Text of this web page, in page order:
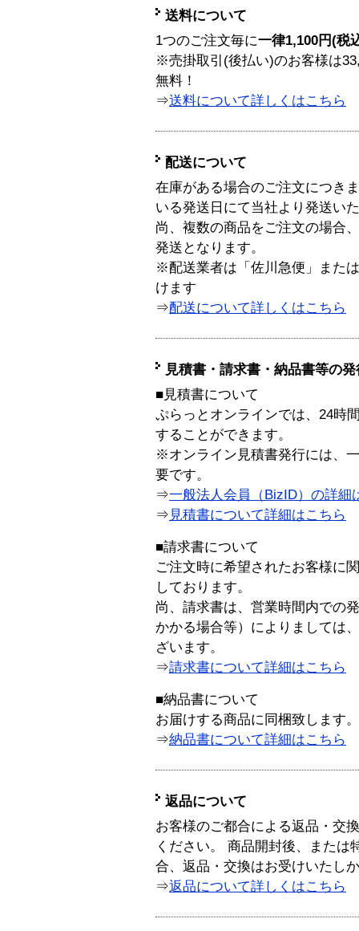
送料について
1つのご注文毎に一律1,100円(税
※売掛取引(後払い)のお客様は
無料！
⇒送料について詳しくはこちら
配送について
在庫がある場合のご注文につき
いる発送日にて当社より発送い
尚、複数の商品をご注文の場合
発送となります。
※配送業者は「佐川急便」また
けます
⇒配送について詳しくはこちら
見積書・請求書・納品書等の
■見積書について
ぷらっとオンラインでは、24時
することができます。
※オンライン見積書発行には、
要です。
⇒一般法人会員（BizID）の詳細
⇒ 見積書について詳細はこちら
■請求書について
ご注文時に希望されたお客様に
しております。
尚、請求書は、営業時間内での
かかる場合等）によりましては
ざいます。
⇒請求書について詳細はこちら
■納品書について
お届けする商品に同梱致します。
⇒納品書について詳細はこちら
返品について
お客様のご都合による返品・交
ください。 商品開封後、または
合、返品・交換はお受けいたし
⇒返品について詳しくはこちら